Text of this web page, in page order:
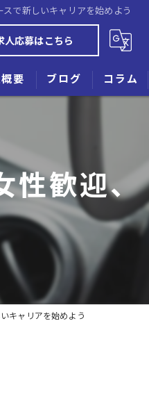
で新しいキャリアを始めよう
人応募はこちら
要 ブログ コラム
性歓迎、
キャリアを始めよう